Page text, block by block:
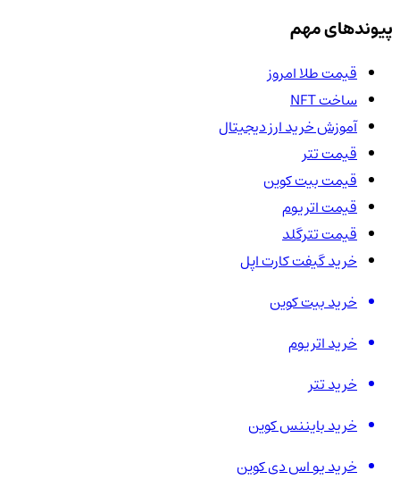
پیوندهای مهم
قیمت طلا امروز
ساخت NFT
آموزش خرید ارز دیجیتال
قیمت تتر
قیمت بیت کوین
قیمت اتریوم
قیمت تترگلد
خرید گیفت کارت اپل
خرید بیت کوین
خرید اتریوم
خرید تتر
خرید بایننس کوین
خرید یو اس دی کوین